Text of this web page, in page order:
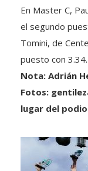
En Master C,
el segundo
Tomini, de
puesto con
Nota: Adrián
Fotos:
lugar del